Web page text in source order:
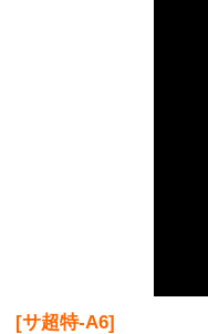
[サ超特-A6]